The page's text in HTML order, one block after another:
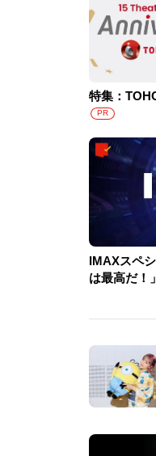
特集：
PR
IMAXスペ
は最高だ！